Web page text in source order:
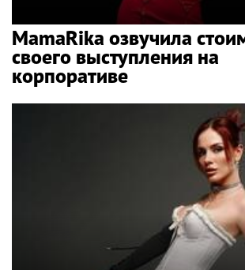
MamaRika озвучила
своего выступления на
корпоративе